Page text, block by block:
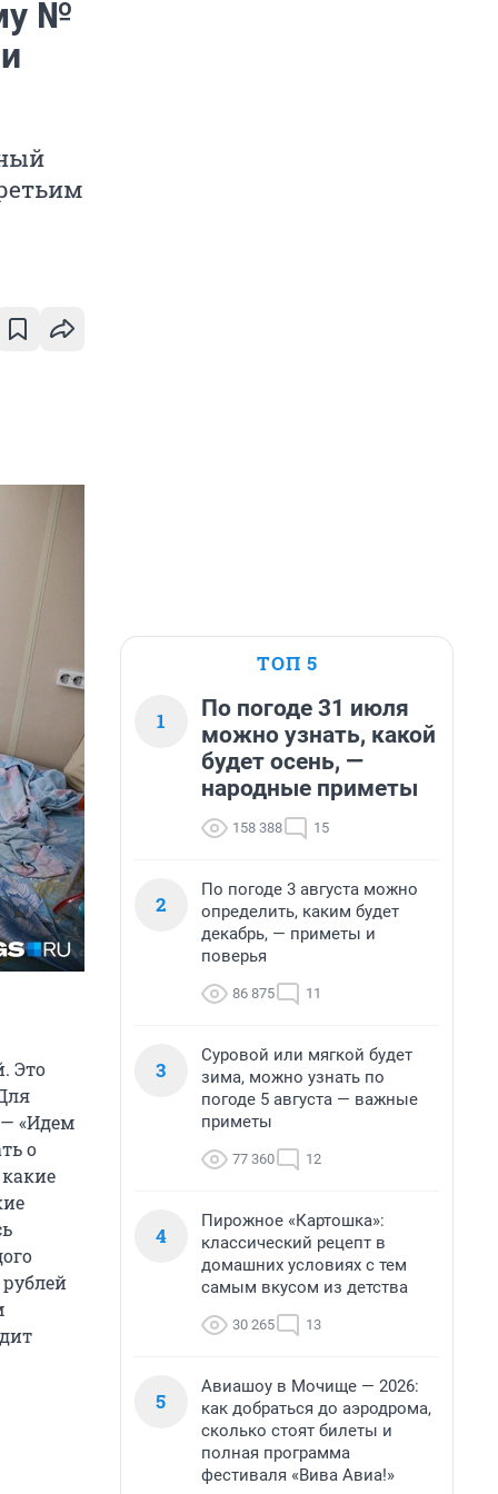
№
Это
«Идем
о
ТОП 5
1
По погоде 31 июля
можно узнать, какой
будет осень, —
народные приметы
158 388 15
2
По погоде 3 августа можно
определить, каким будет
декабрь, — приметы и
поверья
86 875 11
3
Суровой или мягкой будет
зима, можно узнать по
погоде 5 августа — важные
приметы
77 360 12
4
Пирожное «Картошка»:
классический рецепт в
домашних условиях с тем
самым вкусом из детства
30 265 13
5
Авиашоу в Мочище — 2026:
как добраться до аэродрома,
сколько стоят билеты и
полная программа
фестиваля «Вива Авиа!»